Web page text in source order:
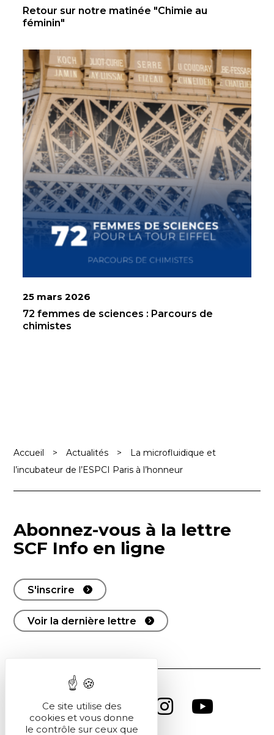
Retour sur notre matinée "Chimie au
féminin"
25 mars 2026
72 femmes de sciences : Parcours de
chimistes
Accueil > Actualités >
La microfluidique et
l’incubateur de l’ESPCI Paris à l’honneur
Abonnez-vous à la lettre
SCF Info en ligne
S'inscrire
Voir la dernière lettre
Ce site utilise des
cookies et vous donne
le contrôle sur ceux que